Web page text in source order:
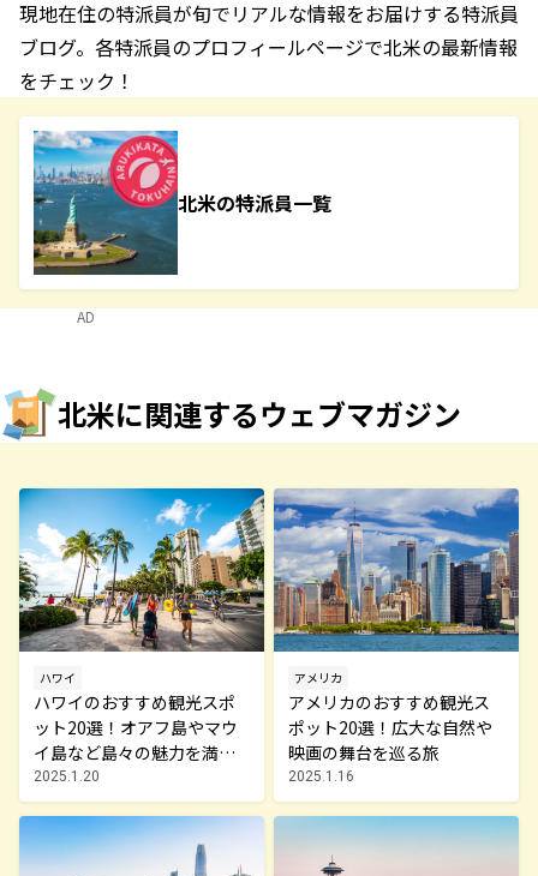
現地在住の特派員が旬でリアルな情報をお届けする特派員
ブログ。各特派員のプロフィールページで北米の最新情報
をチェック！
北米の特派員一覧
AD
北米に関連するウェブマガジン
ハワイ
ハワイのおすすめ観光スポ
ット20選！オアフ島やマウ
イ島など島々の魅力を満喫
する旅へ
2025.1.20
アメリカ
アメリカのおすすめ観光ス
ポット20選！広大な自然や
映画の舞台を巡る旅
2025.1.16